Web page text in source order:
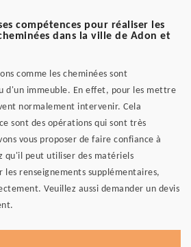
compétences pour réaliser les
dans la ville de Adon et
comme les cheminées sont
d'un immeuble. En effet, pour les mettre
normalement intervenir. Cela
sont des opérations qui sont très
vous proposer de faire confiance à
qu'il peut utiliser des matériels
renseignements supplémentaires,
Veuillez aussi demander un devis